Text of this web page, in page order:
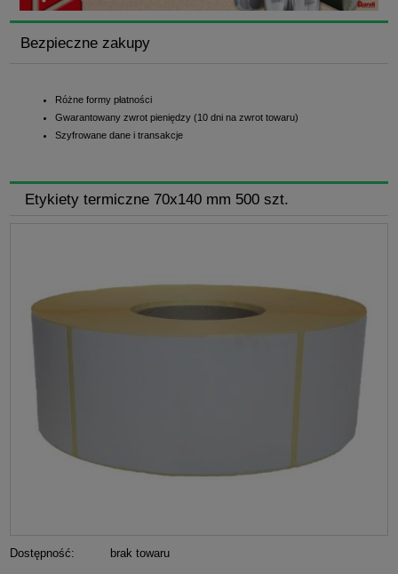
Bezpieczne zakupy
Różne formy płatności
Gwarantowany zwrot pieniędzy (10 dni na zwrot towaru)
Szyfrowane dane i transakcje
Etykiety termiczne 70x140 mm 500 szt.
Dostępność: brak towaru